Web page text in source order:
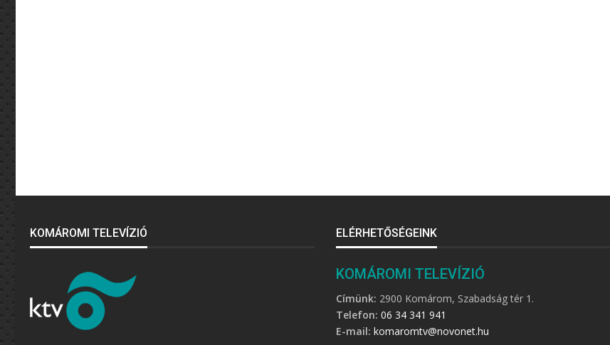
KOMÁROMI TELEVÍZIÓ ELÉRHETŐSÉGEINK
KOMÁROMI TELEVÍZIÓ
Címünk: 2900 Komárom, Szabadság tér 1.
Telefon: 06 34 341 941
E-mail: komaromtv@novonet.hu